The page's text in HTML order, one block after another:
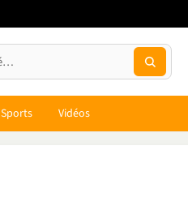
Sports Vidéos